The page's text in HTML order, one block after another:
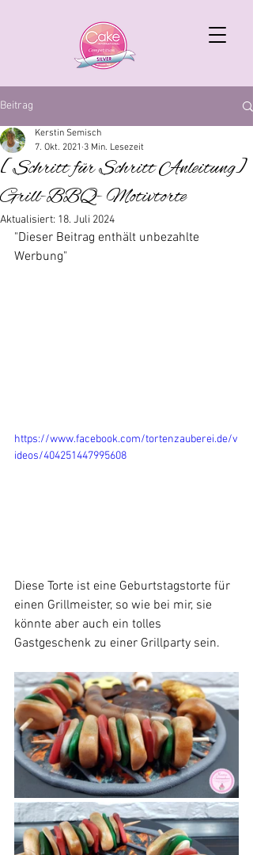
Beitrag
[Schritt für Schritt Anleitung]
Grill-BBQ- Motivtorte
Kerstin Semisch
7. Okt. 2021 3 Min. Lesezeit
Aktualisiert: 18. Juli 2024
"Dieser Beitrag enthält unbezahlte
Werbung"
https://www.facebook.com/tortenzauberei.de/v
ideos/404251447995608
Diese Torte ist eine Geburtstagstorte für
einen Grillmeister, so wie bei mir, sie
könnte aber auch ein tolles
Gastgeschenk zu einer Grillparty sein.